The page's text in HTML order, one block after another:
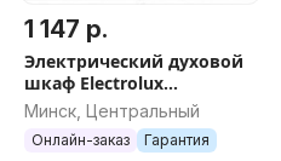
1 147 р.
Электрический духовой
шкаф Electrolux
SurroundCook FLEX 600
EOF3H40BX
Минск, Центральный
Онлайн-заказ Гарантия